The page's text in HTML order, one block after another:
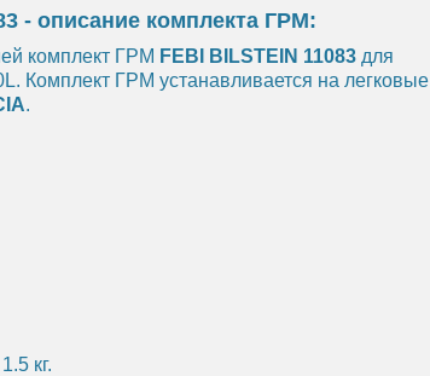
- описание комплекта ГРМ:
комплект ГРМ FEBI BILSTEIN 11083 для
Комплект ГРМ устанавливается на легковые
.
кг.